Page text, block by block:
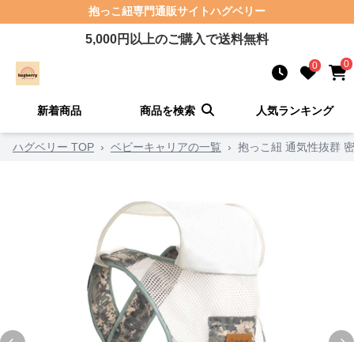
抱っこ紐専門通販サイトハグベリー
5,000円以上のご購入で送料無料
0 0
新着商品 商品を検索 人気ランキング
ハグベリー TOP › ベビーキャリアの一覧 › 抱っこ紐 通気性抜群